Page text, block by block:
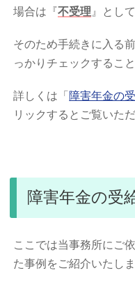
場合は『不受理 』とし
そのため手続きに入る
っかりチェックするこ
詳しくは「 障害年金の
リックするとご覧いた
障害年金の受
ここでは当事務所にご
た事例をご紹介いたしま